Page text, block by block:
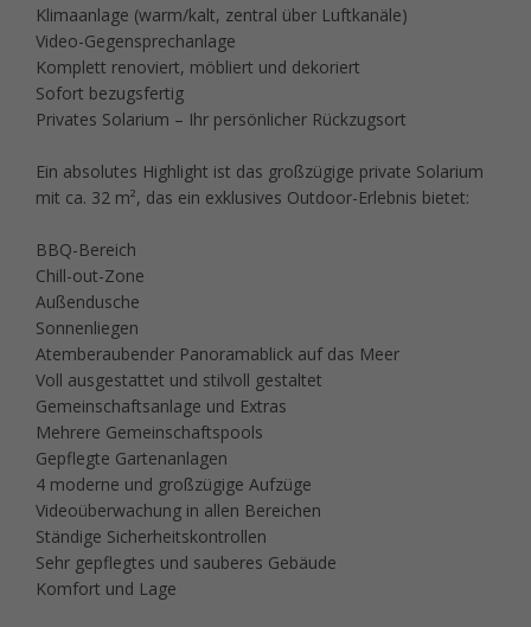
Klimaanlage (warm/kalt, zentral über Luftkanäle)
Video-Gegensprechanlage
Komplett renoviert, möbliert und dekoriert
Sofort bezugsfertig
Privates Solarium – Ihr persönlicher Rückzugsort
Ein absolutes Highlight ist das großzügige private Solarium
mit ca. 32 m², das ein exklusives Outdoor-Erlebnis bietet:
BBQ-Bereich
Chill-out-Zone
Außendusche
Sonnenliegen
Atemberaubender Panoramablick auf das Meer
Voll ausgestattet und stilvoll gestaltet
Gemeinschaftsanlage und Extras
Mehrere Gemeinschaftspools
Gepflegte Gartenanlagen
4 moderne und großzügige Aufzüge
Videoüberwachung in allen Bereichen
Ständige Sicherheitskontrollen
Sehr gepflegtes und sauberes Gebäude
Komfort und Lage